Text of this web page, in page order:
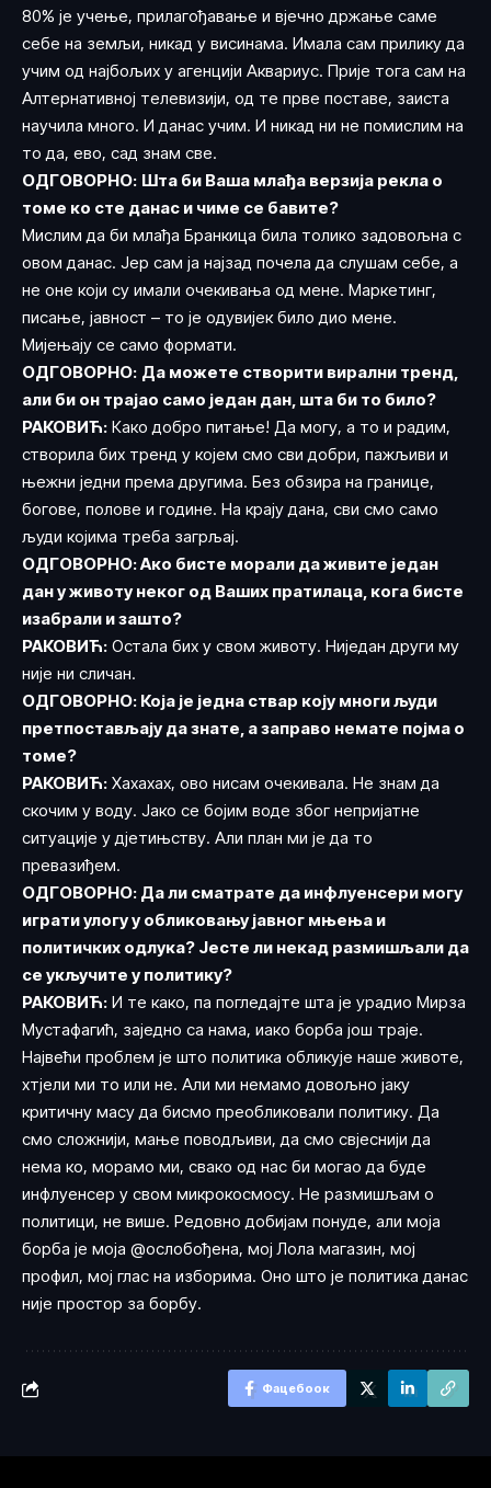
80% је учење, прилагођавање и вјечно држање саме
себе на земљи, никад у висинама. Имала сам прилику да
учим од најбољих у агенцији Аквариус. Прије тога сам на
Алтернативној телевизији, од те прве поставе, заиста
научила много. И данас учим. И никад ни не помислим на
то да, ево, сад знам све.
ОДГОВОРНО: Шта би Ваша млађа верзија рекла о
томе ко сте данас и чиме се бавите?
Мислим да би млађа Бранкица била толико задовољна с
овом данас. Јер сам ја најзад почела да слушам себе, а
не оне који су имали очекивања од мене. Маркетинг,
писање, јавност – то је одувијек било дио мене.
Мијењају се само формати.
ОДГОВОРНО: Да можете створити вирални тренд,
али би он трајао само један дан, шта би то било?
РАКОВИЋ: Како добро питање! Да могу, а то и радим,
створила бих тренд у којем смо сви добри, пажљиви и
њежни једни према другима. Без обзира на границе,
богове, полове и године. На крају дана, сви смо само
људи којима треба загрљај.
ОДГОВОРНО: Ако бисте морали да живите један
дан у животу неког од Ваших пратилаца, кога бисте
изабрали и зашто?
РАКОВИЋ: Остала бих у свом животу. Ниједан други му
није ни сличан.
ОДГОВОРНО: Која је једна ствар коју многи људи
претпостављају да знате, а заправо немате појма о
томе?
РАКОВИЋ: Хахахах, ово нисам очекивала. Не знам да
скочим у воду. Јако се бојим воде због непријатне
ситуације у дјетињству. Али план ми је да то
превазиђем.
ОДГОВОРНО: Да ли сматрате да инфлуенсери могу
играти улогу у обликовању јавног мњења и
политичких одлука? Јесте ли некад размишљали да
се укључите у политику?
РАКОВИЋ: И те како, па погледајте шта је урадио Мирза
Мустафагић, заједно са нама, иако борба још траје.
Највећи проблем је што политика обликује наше животе,
хтјели ми то или не. Али ми немамо довољно јаку
критичну масу да бисмо преобликовали политику. Да
смо сложнији, мање поводљиви, да смо свјеснији да
нема ко, морамо ми, свако од нас би могао да буде
инфлуенсер у свом микрокосмосу. Не размишљам о
политици, не више. Редовно добијам понуде, али моја
борба је моја @ослобођена, мој Лола магазин, мој
профил, мој глас на изборима. Оно што је политика данас
није простор за борбу.
Фацебоок